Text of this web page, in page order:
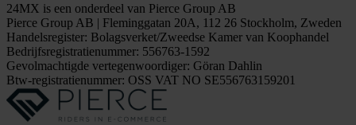
24MX is een onderdeel van Pierce Group AB
Pierce Group AB | Fleminggatan 20A, 112 26 Stockholm, Zweden
Handelsregister: Bolagsverket/Zweedse Kamer van Koophandel
Bedrijfsregistratienummer: 556763-1592
Gevolmachtigde vertegenwoordiger: Göran Dahlin
Btw-registratienummer: OSS VAT NO SE556763159201